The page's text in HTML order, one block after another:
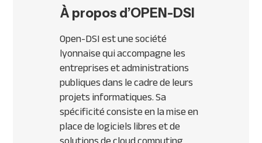
À propos d’OPEN-DSI
Open-DSI est une société
lyonnaise qui accompagne les
entreprises et administrations
publiques dans le cadre de leurs
projets informatiques. Sa
spécificité consiste en la mise en
place de logiciels libres et de